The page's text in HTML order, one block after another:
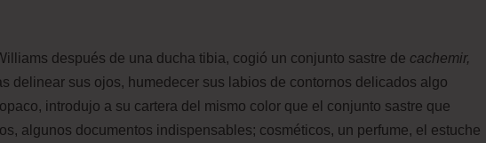
después de una ducha tibia, cogió un conjunto sastre de cachemir,
delinear sus ojos, humedecer sus labios de contornos delicados algo
introdujo a su cartera del mismo color que el conjunto sastre que
algunos documentos indispensables; cosméticos, un perfume, el estuche